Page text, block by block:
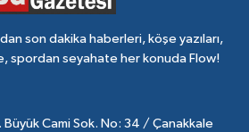
son dakika haberleri, köşe yazıları,
spordan seyahate her konuda Flow!
Büyük Cami Sok. No: 34 / Çanakkale